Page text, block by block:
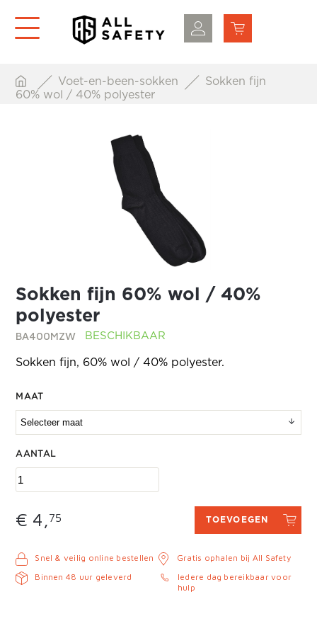
Voet-en-been-sokken
Sokken fijn
60% wol / 40% polyester
Sokken fijn 60% wol / 40%
polyester
BA400MZW BESCHIKBAAR
Sokken fijn, 60% wol / 40% polyester.
MAAT
AANTAL
€ 4,75 TOEVOEGEN
Snel & veilig online bestellen
Binnen 48 uur geleverd
Gratis ophalen bij All Safety
Iedere dag bereikbaar voor
hulp